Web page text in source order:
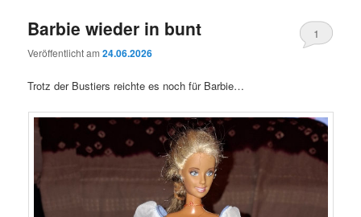
Barbie wieder in bunt
Veröffentlicht am24.06.2026
1
Trotz der Bustiers reichte es noch für Barbie…